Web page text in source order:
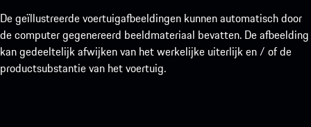
De geïllustreerde voertuigafbeeldingen kunnen automatisch door
de computer gegenereerd beeldmateriaal bevatten. De afbeelding
kan gedeeltelijk afwijken van het werkelijke uiterlijk en / of de
productsubstantie van het voertuig.